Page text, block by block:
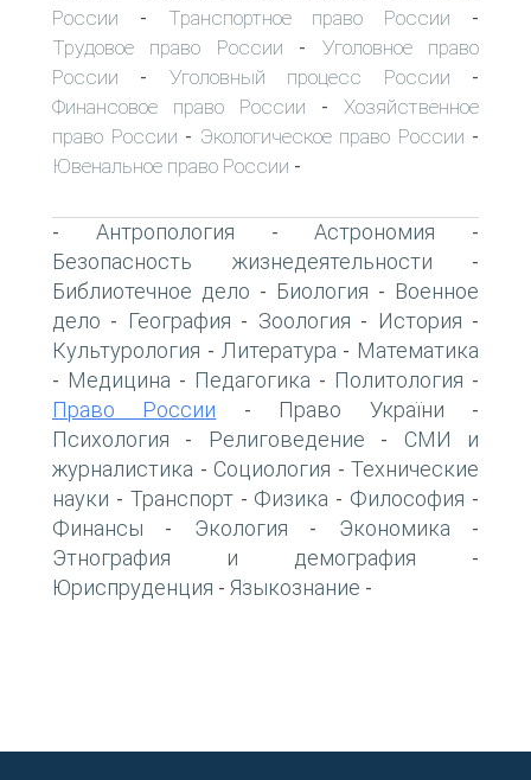
России - Транспортное право России -
Трудовое право России - Уголовное право
России - Уголовный процесс России -
Финансовое право России - Хозяйственное
право России - Экологическое право России -
Ювенальное право России -
- Антропология -Астрономия -
Безопасность жизнедеятельности -
Библиотечное дело - Биология - Военное
дело - География - Зоология - История -
Культурология - Литература - Математика
- Медицина - Педагогика - Политология -
Право России - Право України -
Психология - Религоведение - СМИ и
журналистика - Социология - Технические
науки - Транспорт- Физика - Философия -
Финансы - Экология - Экономика -
Этнография и демография -
Юриспруденция - Языкознание -